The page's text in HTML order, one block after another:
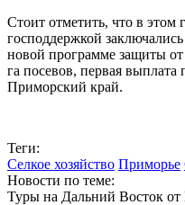
Стоит отметить, что в этом
господдержкой
новой программе защиты
га посевов, первая
Приморский край.
Теги:
Селкое хозяйство Приморье
Новости по теме:
Туры на Дальний Восток от